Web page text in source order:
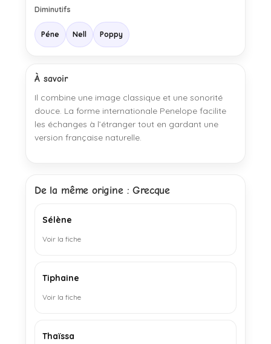
Diminutifs
Péne Nell Poppy
À savoir
Il combine une image classique et une sonorité
douce. La forme internationale Penelope facilite
les échanges à l’étranger tout en gardant une
version française naturelle.
De la même origine : Grecque
Sélène
Voir la fiche
Tiphaine
Voir la fiche
Thaïssa